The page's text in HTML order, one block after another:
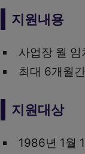
지원내용
사업장 월
최대 6개월
지원대상
1986년 1월